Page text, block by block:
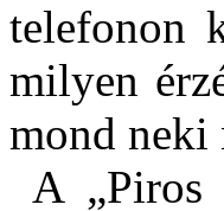
telefonon
milyen
mond neki
A „Piros